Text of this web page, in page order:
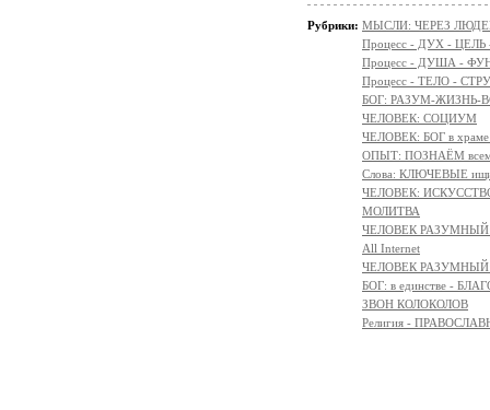
Рубрики: МЫСЛИ: ЧЕРЕЗ
Процесс - ДУХ -
Процесс - ДУША -
Процесс - ТЕЛО -
БОГ: РАЗУМ-ЖИЗНЬ-
ЧЕЛОВЕК: СОЦИУМ
ЧЕЛОВЕК: БОГ в
ОПЫТ: ПОЗНАЁМ всем
Слова: КЛЮЧЕВЫЕ
ЧЕЛОВЕК:
МОЛИТВА
ЧЕЛОВЕК РАЗУМНЫЙ:
All Internet
ЧЕЛОВЕК
БОГ: в единстве -
ЗВОН КОЛОКОЛОВ
Религия -